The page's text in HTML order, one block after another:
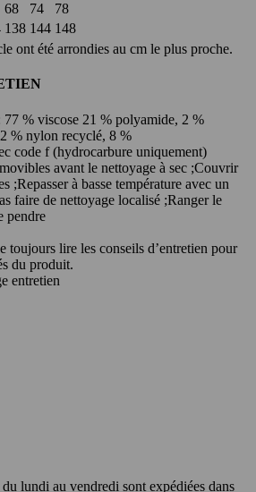
68 74
78
138 144 148
ont été arrondies au cm le plus proche.
% viscose 21 % polyamide, 2 %
% nylon recyclé, 8 %
code f (hydrocarbure uniquement)
avant le nettoyage à sec ;Couvrir
;Repasser à basse température avec un
faire de nettoyage localisé ;Ranger le
pendre
toujours lire les conseils d’entretien pour
du produit.
du lundi au vendredi sont expédiées dans